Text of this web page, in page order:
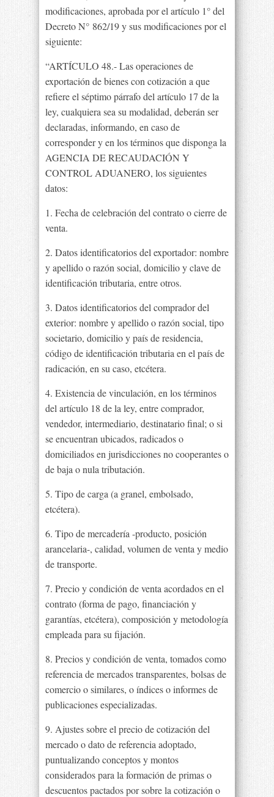
modificaciones, aprobada por el artículo 1° del
Decreto N° 862/19 y sus modificaciones por el
siguiente:
“ARTÍCULO 48.- Las operaciones de
exportación de bienes con cotización a que
refiere el séptimo párrafo del artículo 17 de la
ley, cualquiera sea su modalidad, deberán ser
declaradas, informando, en caso de
corresponder y en los términos que disponga la
AGENCIA DE RECAUDACIÓN Y
CONTROL ADUANERO, los siguientes
datos:
1. Fecha de celebración del contrato o cierre de
venta.
2. Datos identificatorios del exportador: nombre
y apellido o razón social, domicilio y clave de
identificación tributaria, entre otros.
3. Datos identificatorios del comprador del
exterior: nombre y apellido o razón social, tipo
societario, domicilio y país de residencia,
código de identificación tributaria en el país de
radicación, en su caso, etcétera.
4. Existencia de vinculación, en los términos
del artículo 18 de la ley, entre comprador,
vendedor, intermediario, destinatario final; o si
se encuentran ubicados, radicados o
domiciliados en jurisdicciones no cooperantes o
de baja o nula tributación.
5. Tipo de carga (a granel, embolsado,
etcétera).
6. Tipo de mercadería -producto, posición
arancelaria-, calidad, volumen de venta y medio
de transporte.
7. Precio y condición de venta acordados en el
contrato (forma de pago, financiación y
garantías, etcétera), composición y metodología
empleada para su fijación.
8. Precios y condición de venta, tomados como
referencia de mercados transparentes, bolsas de
comercio o similares, o índices o informes de
publicaciones especializadas.
9. Ajustes sobre el precio de cotización del
mercado o dato de referencia adoptado,
puntualizando conceptos y montos
considerados para la formación de primas o
descuentos pactados por sobre la cotización o